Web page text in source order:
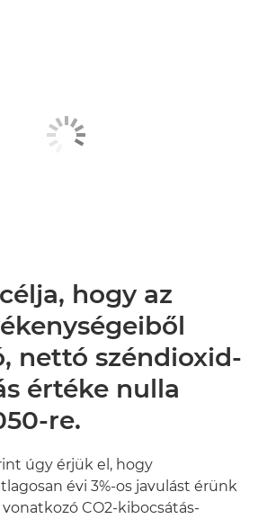
hogy az
nettó széndioxid-
értéke nulla
re.
úgy érjük el, hogy
évi 3%-os javulást érünk
CO2-kibocsátás-